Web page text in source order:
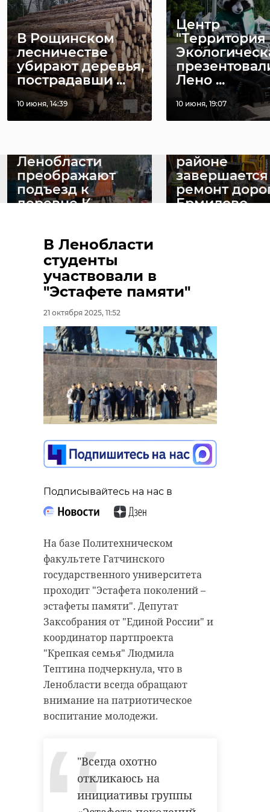
В Рощинском
лесничестве
убирают деревья,
пострадавши ...
10 июня, 14:39
Центр
"Территория
Лено ...
10 июня, 19:07
В Ленобласти
студенты
участвовали в
"Эстафете памяти"
21 октября 2025, 11:52
Подписывайтесь на нас в
На базе Политехническом
факультете Гатчинского
государственного университета
проходит "Эстафета поколений –
эстафеты памяти". Депутат
Заксобрания от "Единой России" и
координатор партпроекта
"Крепкая семья" Людмила
Тептина подчеркнула, что в
Ленобласти всегда обращают
внимание на патриотическое
воспитание молодежи.
"Всегда охотно
откликаюсь на
инициативы группы
РЕКОМЕНДУЕМ
Ленобласти
преображают
подъезд к
деревне К ...
районе
завершается
ремонт
Ермилово
Поделиться статьей: